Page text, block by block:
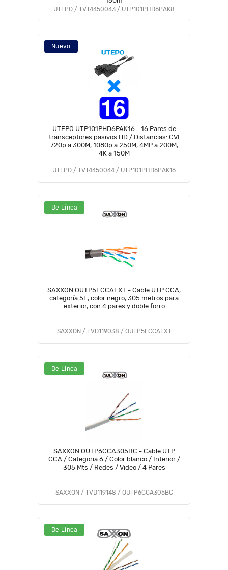
UTEPO / TVT4450043 / UTP101PHD6PAK8
Nuevo
UTEPO UTP101PHD6PAK16 - 16 Pares de
transceptores pasivos HD / Distancias: CVI
720p a 300M, 1080p a 250M, 4MP a 200M,
4K a 150M
UTEPO / TVT4450044 / UTP101PHD6PAK16
De Línea
SAXXON OUTP5ECCAEXT - Cable UTP CCA,
categoría 5E, color negro, 305 metros para
exterior, con 4 pares y doble forro
SAXXON / TVD119038 / OUTP5ECCAEXT
De Línea
SAXXON OUTP6CCA305BC - Cable UTP
CCA / Categoria 6 / Color blanco / Interior /
305 Mts / Redes / Video / 4 Pares
SAXXON / TVD119148 / OUTP6CCA305BC
De Línea